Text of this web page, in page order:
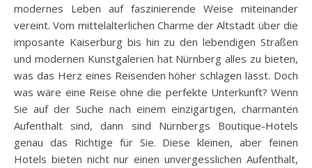
modernes Leben auf faszinierende Weise miteinander
vereint. Vom mittelalterlichen Charme der Altstadt über die
imposante Kaiserburg bis hin zu den lebendigen Straßen
und modernen Kunstgalerien hat Nürnberg alles zu bieten,
was das Herz eines Reisenden höher schlagen lässt. Doch
was wäre eine Reise ohne die perfekte Unterkunft? Wenn
Sie auf der Suche nach einem einzigartigen, charmanten
Aufenthalt sind, dann sind Nürnbergs Boutique-Hotels
genau das Richtige für Sie. Diese kleinen, aber feinen
Hotels bieten nicht nur einen unvergesslichen Aufenthalt,